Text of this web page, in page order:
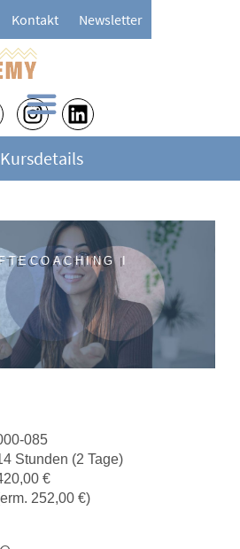
Kontakt Newsletter
Kursdetails
I
085
Stunden (2 Tage)
€
252,00 €)